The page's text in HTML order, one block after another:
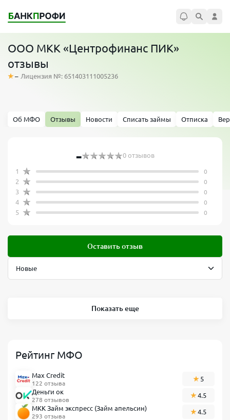
ООО МКК «Центрофинанс ПИК»
отзывы
– Лицензия №: 651403111005236
Об МФО Отзывы Новости Списать займы Отписка
- 0 отзывов
1 0
2 0
3 0
4 0
5 0
Оставить отзыв
Показать еще
Рейтинг МФО
Max Credit
122 отзыва
5
Деньги ок
278 отзывов
4.5
МКК Займ экспресс (Займ апельсин)
293 отзыва
4.5